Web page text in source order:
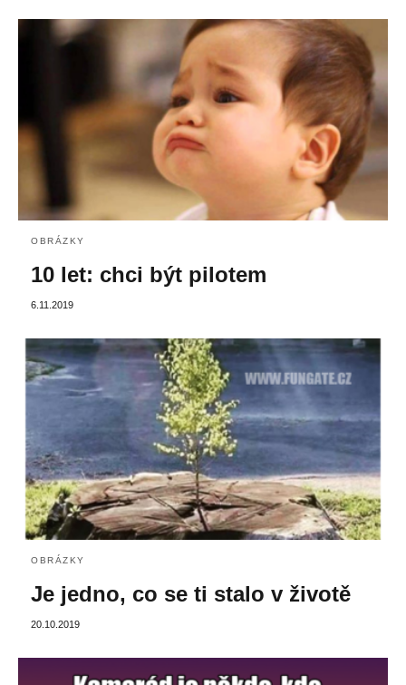
OBRÁZKY
10 let: chci být pilotem
6.11.2019
OBRÁZKY
Je jedno, co se ti stalo v životě
20.10.2019